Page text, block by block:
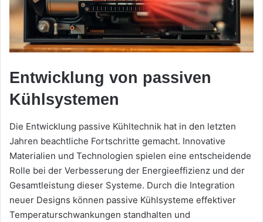
Entwicklung von passiven
Kühlsystemen
Die Entwicklung passive Kühltechnik hat in den letzten
Jahren beachtliche Fortschritte gemacht. Innovative
Materialien und Technologien spielen eine entscheidende
Rolle bei der Verbesserung der Energieeffizienz und der
Gesamtleistung dieser Systeme. Durch die Integration
neuer Designs können passive Kühlsysteme effektiver
Temperaturschwankungen standhalten und